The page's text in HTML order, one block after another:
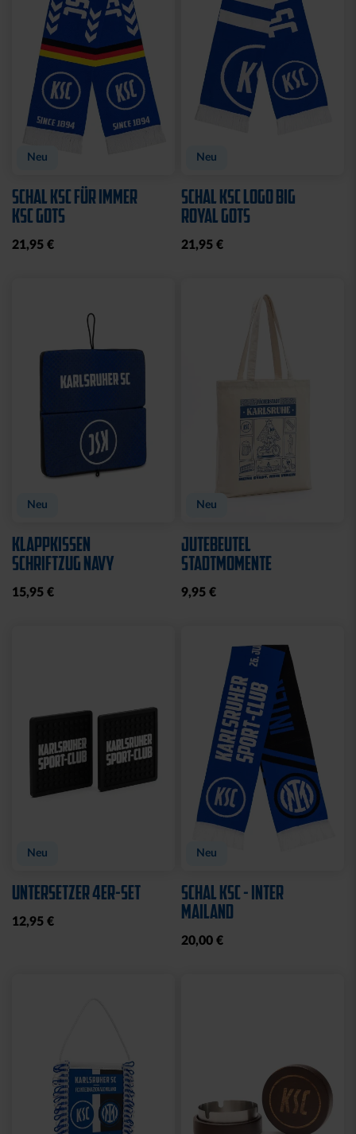
Neu
SCHAL KSC FÜR IMMER
KSC GOTS
21,95 €
Neu
SCHAL KSC LOGO BIG
ROYAL GOTS
21,95 €
Neu
KLAPPKISSEN
SCHRIFTZUG NAVY
15,95 €
Neu
JUTEBEUTEL
STADTMOMENTE
9,95 €
Neu
UNTERSETZER 4ER-SET
12,95 €
Neu
SCHAL KSC - INTER
MAILAND
20,00 €